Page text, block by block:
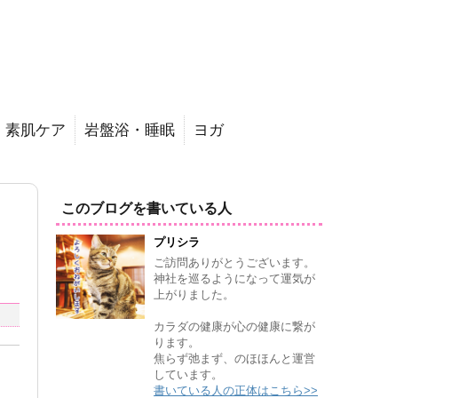
素肌ケア 岩盤浴・睡眠
ヨガ
このブログを書いている人
プリシラ
ご訪問ありがとうございます。
神社を巡るようになって運気が
上がりました。
カラダの健康が心の健康に繋が
ります。
焦らず弛まず、のほほんと運営
しています。
書いている人の正体はこちら>>